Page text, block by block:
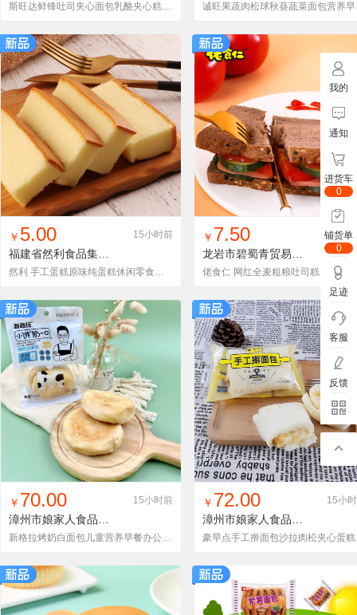
斯旺达鲜锋吐司夹心面包乳酪夹心糕点早餐切片口袋散装4斤整箱 诚旺
找同款 收藏
￥ 5.00 15小时前
然利 手工蛋糕原味纯蛋糕休闲零食早餐食品糕点120g_袋 一件代发
找同款 收藏
￥ 7.50 15小
找同款 加入铺货单 收藏
￥ 70.00 15小时前
新格拉烤奶白面包儿童营养早餐办公代餐充饥解馋小吃休闲零食整箱
找同款 加入铺货单 收藏
￥ 72.00 15小
豪早
我的
通知
进货车
0
铺货单
0
足迹
客服
反馈